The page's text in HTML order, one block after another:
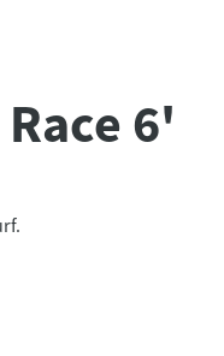
6'